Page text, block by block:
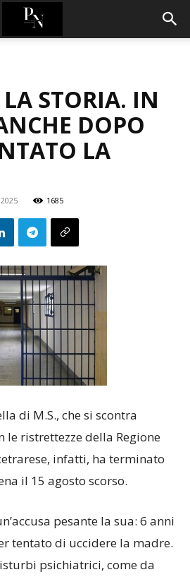
LA STORIA. IN
DOPO
LA
1685
di M.S., che si scontra
le ristrettezze della Regione
infatti, ha terminato
il 15 agosto scorso.
pesante la sua: 6 anni
tentato di uccidere la madre.
psichiatrici, come da